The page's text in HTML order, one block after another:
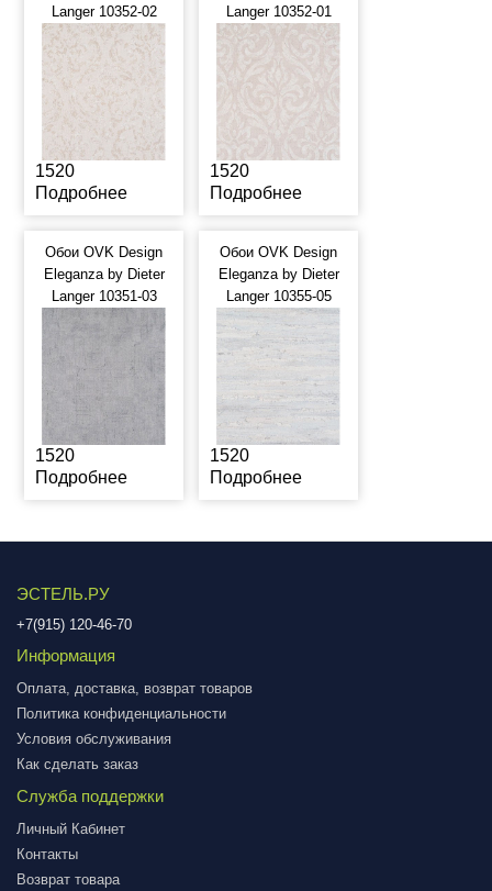
Langer 10352-02
1520
Подробнее
Langer 10352-01
1520
Подробнее
Обои OVK Design
Eleganza by Dieter
Langer 10351-03
1520
Подробнее
Обои OVK Design
Eleganza by Dieter
Langer 10355-05
1520
Подробнее
ЭСТЕЛЬ.РУ
+7(915) 120-46-70
Информация
Оплата, доставка, возврат товаров
Политика конфиденциальности
Условия обслуживания
Как сделать заказ
Служба поддержки
Личный Кабинет
Контакты
Возврат товара